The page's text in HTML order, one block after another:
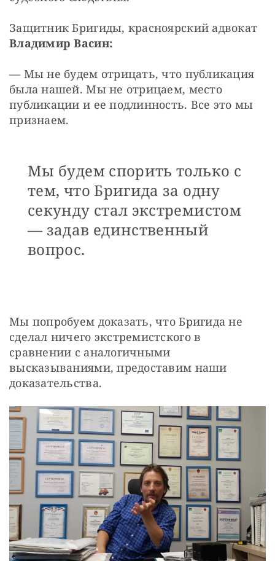
Владимир Васин:
— Мы не будем отрицать, что публикация
была нашей. Мы не отрицаем, место
публикации и ее подлинность. Все это мы
признаем.
Мы будем спорить только с
тем, что Бригида за одну
секунду стал экстремистом
— задав единственный
вопрос.
Мы попробуем доказать, что Бригида не
сделал ничего экстремистского в
сравнении с аналогичными
высказываниями, предоставим наши
доказательства.